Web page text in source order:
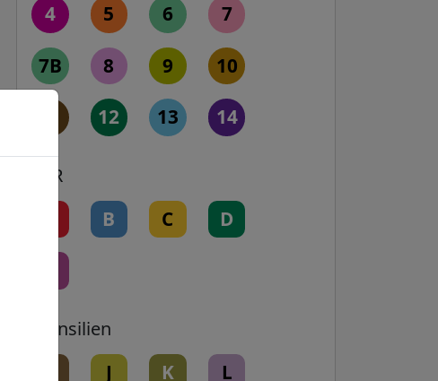
4 5 6 7
7B 8 9 10
12 13 14
RER
B C D
Transilien
J K L